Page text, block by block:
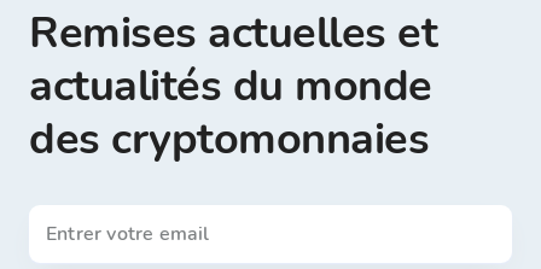
Remises actuelles et
actualités du monde
des cryptomonnaies